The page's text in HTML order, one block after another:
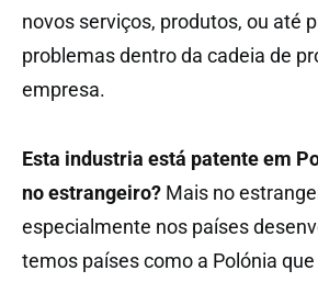
novos serviços, produtos, ou até
problemas dentro da cadeia de
empresa.
Esta industria está patente em
no estrangeiro? Mais no
especialmente nos países
temos países como a Polónia